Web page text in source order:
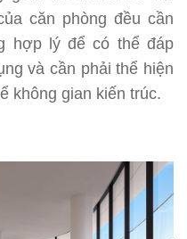
căn phòng đều cần
hợp lý để có thể đáp
và cần phải thể hiện
không gian kiến trúc.